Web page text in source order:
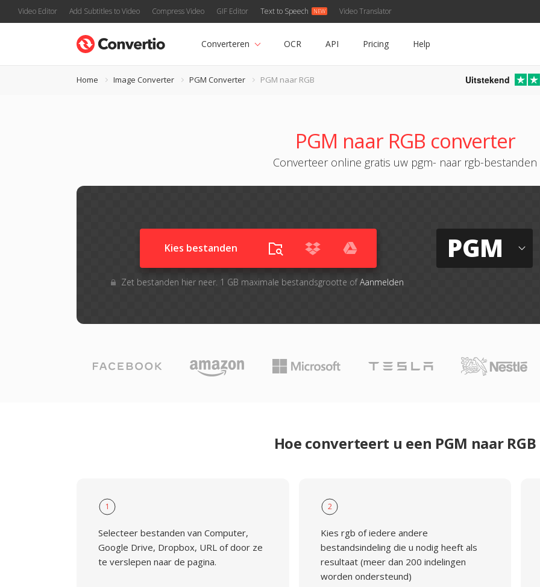
Video Editor Add Subtitles to Video Compress Video GIF Editor Text to Speech Video Translator
Converteren OCR API Pricing Help
Home Image Converter PGM Converter PGM naar RGB Uitstekend
PGM naar RGB converter
Converteer online gratis uw pgm- naar rgb-bestanden
Kies bestanden
Zet bestanden hier neer. 1 GB maximale bestandsgrootte ofAanmelden
PGM
Hoe converteert u een PGM naar RGB
1
Selecteer bestanden van Computer,
Google Drive, Dropbox, URL of door ze
te verslepen naar de pagina.
2
Kies rgb of iedere andere
bestandsindeling die u nodig heeft als
resultaat (meer dan 200 indelingen
worden ondersteund)